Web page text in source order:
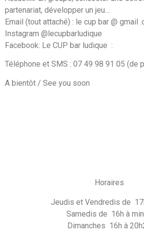
partenariat, développer un jeu…
Email (tout attaché) : le cup bar @ gmail
Instagram @lecupbarludique
Facebook: Le CUP bar ludique :
Téléphone et SMS : 07 49 98 91 05 (de
A bientôt / See you soon
Horaires
Jeudis et Vendredis de
Samedis de 16h à
Dimanches 16h à